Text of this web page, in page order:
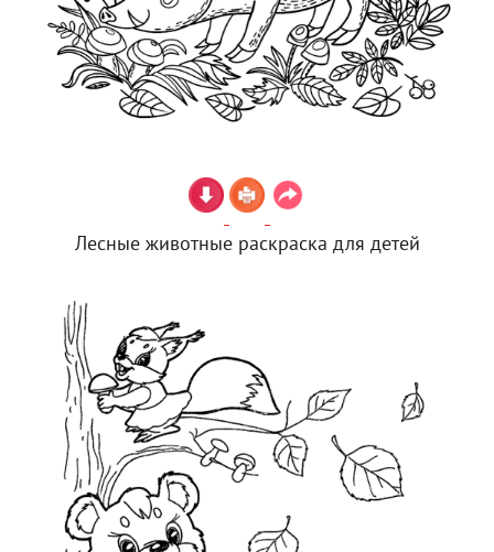
Лесные животные раскраска для детей